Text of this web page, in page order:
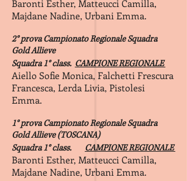
Baronti Esther, Matteucci Camilla,
Majdane Nadine, Urbani Emma.
2° provaCampionato Regionale Squadra
Gold Allieve
Squadra 1° class. CAMPIONE REGIONALE
Aiello Sofie Monica, Falchetti Frescura
Francesca, Lerda Livia, Pistolesi
Emma.
1° provaCampionato Regionale Squadra
Gold Allieve (TOSCANA)
Squadra 1° class.
CAMPIONE REGIONALE
Baronti Esther, Matteucci Camilla,
Majdane Nadine, Urbani Emma.